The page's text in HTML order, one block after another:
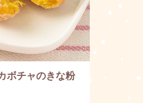
ボチャのきな粉